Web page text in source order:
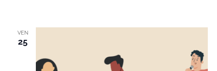
VEN
25